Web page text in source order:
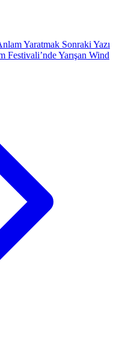
Yaratmak Sonraki Yazı
Festivali’nde Yarışan Wind